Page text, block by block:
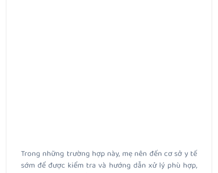
Trong những trường hợp này, mẹ nên đến cơ sở y tế
sớm để được kiểm tra và hướng dẫn xử lý phù hợp,